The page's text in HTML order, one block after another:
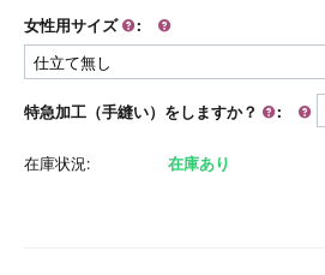
女性用サイズ :
特急加工（手縫い）をしますか？ :
在庫状況: 在庫あり